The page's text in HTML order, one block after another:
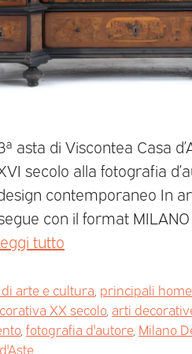
asta di Viscontea Casa
secolo alla fotografia
contemporaneo In
con il format
tutto
di arte e cultura principali
XX secolo, arti
, fotografia d'autore, Milano